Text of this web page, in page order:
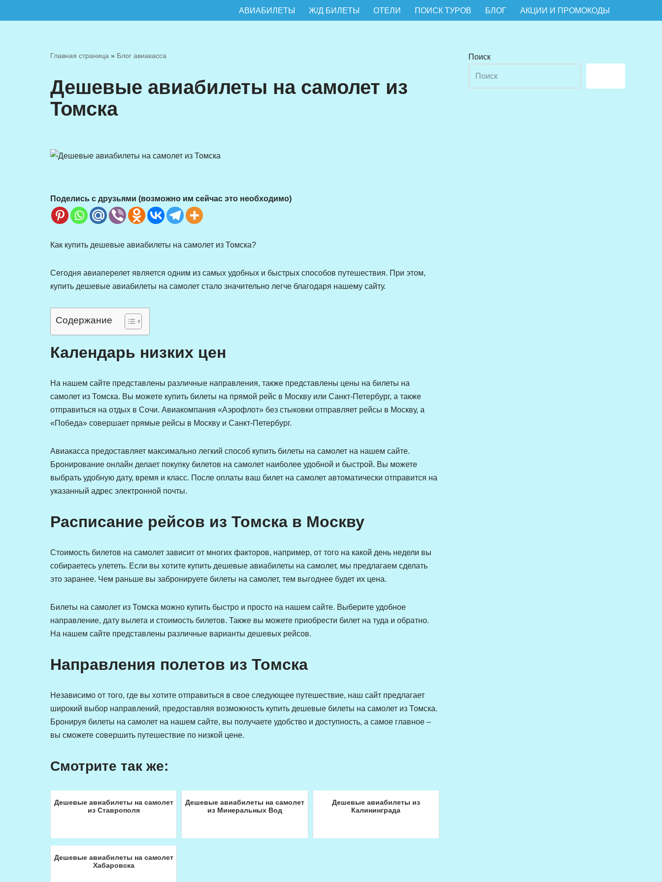
содержимому
АВИАБИЛЕТЫ Ж/Д БИЛЕТЫ ОТЕЛИ ПОИСК ТУРОВ БЛОГ АКЦИИ И ПРОМОКОДЫ
Главная страница » Блог авиакасса
Дешевые авиабилеты на самолет из
Томска
Поделись с друзьями (возможно им сейчас это необходимо)
Как купить дешевые авиабилеты на самолет из Томска?
Сегодня авиаперелет является одним из самых удобных и быстрых способов путешествия. При этом,
купить дешевые авиабилеты на самолет стало значительно легче благодаря нашему сайту.
Содержание
Календарь низких цен
На нашем сайте представлены различные направления, также представлены цены на билеты на
самолет из Томска. Вы можете купить билеты на прямой рейс в Москву или Санкт-Петербург, а также
отправиться на отдых в Сочи. Авиакомпания «Аэрофлот» без стыковки отправляет рейсы в Москву, а
«Победа» совершает прямые рейсы в Москву и Санкт-Петербург.
Авиакасса предоставляет максимально легкий способ купить билеты на самолет на нашем сайте.
Бронирование онлайн делает покупку билетов на самолет наиболее удобной и быстрой. Вы можете
выбрать удобную дату, время и класс. После оплаты ваш билет на самолет автоматически отправится на
указанный адрес электронной почты.
Расписание рейсов из Томска в Москву
Стоимость билетов на самолет зависит от многих факторов, например, от того на какой день недели вы
собираетесь улететь. Если вы хотите купить дешевые авиабилеты на самолет, мы предлагаем сделать
это заранее. Чем раньше вы забронируете билеты на самолет, тем выгоднее будет их цена.
Билеты на самолет из Томска можно купить быстро и просто на нашем сайте. Выберите удобное
направление, дату вылета и стоимость билетов. Также вы можете приобрести билет на туда и обратно.
На нашем сайте представлены различные варианты дешевых рейсов.
Направления полетов из Томска
Независимо от того, где вы хотите отправиться в свое следующее путешествие, наш сайт предлагает
широкий выбор направлений, предоставляя возможность купить дешевые билеты на самолет из Томска.
Бронируя билеты на самолет на нашем сайте, вы получаете удобство и доступность, а самое главное –
вы сможете совершить путешествие по низкой цене.
Смотрите так же:
Дешевые авиабилеты на самолет
из Ставрополя
Дешевые авиабилеты на самолет
из Минеральных Вод
Дешевые авиабилеты из
Калининграда
Дешевые авиабилеты на самолет
Хабаровска
Поиск